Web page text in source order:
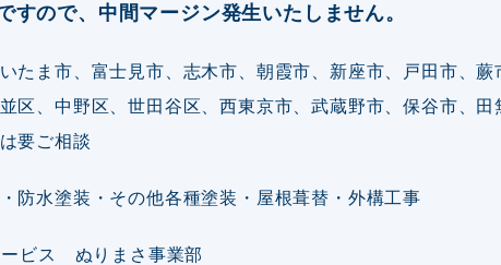
すので、中間マージン発生いたしません。
たま市、富士見市、志木市、朝霞市、新座市、戸田市、蕨
区、中野区、世田谷区、西東京市、武蔵野市、保谷市、田
要ご相談
防水塗装・その他各種塗装・屋根葺替・外構工事
ビス ぬりまさ事業部